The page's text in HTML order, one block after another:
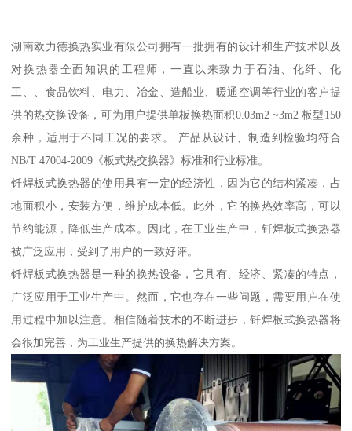
湖南欧力德换热实业有限公司拥有一批拥有的设计和生产技术以及
对换热器全面知识的工程师，一直以来致力于石油、化纤、化
工、、食品饮料、电力、冶金、造船业、暖通空调等行业的客户提
供的热交换设备，可为用户提供单板换热面积0.03m2 ~3m2 板型150
余种，适用于不同工况的要求。 产品从设计、制造到检验均符合
NB/T 47004-2009《板式热交换器》标准和行业标准。
钎焊板式换热器的使用具有一定的经济性，因为它的结构紧凑，占
地面积小，安装方便，维护成本低。此外，它的换热效率高，可以
节约能源，降低生产成本。因此，在工业生产中，钎焊板式换热器
被广泛应用，受到了用户的一致好评。
钎焊板式换热器是一种的换热设备，它具有、经济、紧凑的特点，
广泛应用于工业生产中。然而，它也存在一些问题，需要用户在使
用过程中加以注意。相信随着技术的不断进步，钎焊板式换热器将
会很加完善，为工业生产提供的换热解决方案。